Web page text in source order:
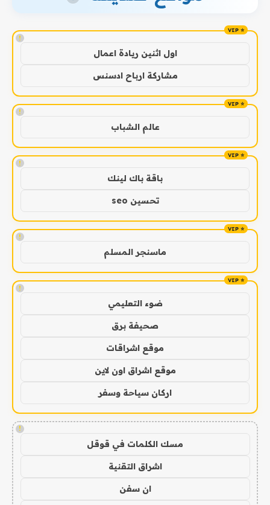
!
اول اثنين ريادة اعمال
مشاركة ارباح ادسنس
!
عالم الشباب
!
باقة باك لينك
تحسين seo
!
ماسنجر المسلم
!
ضوء التعليمي
صحيفة برق
موقع اشراقات
موقع اشراق اون لاين
اركان سياحة وسفر
!
مسك الكلمات في قوقل
اشراق التقنية
ان سفن